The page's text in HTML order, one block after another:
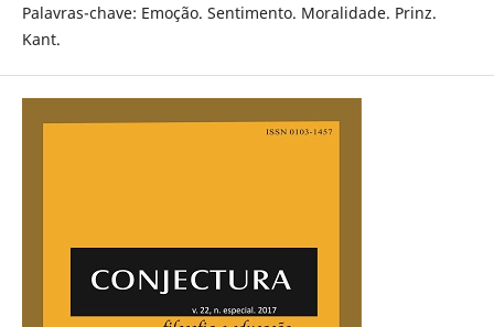
Palavras-chave: Emoção. Sentimento. Moralidade. Prinz.
Kant.